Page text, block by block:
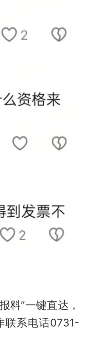
料”一键直达，
联系电话0731-